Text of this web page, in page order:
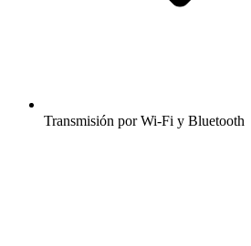
Transmisión por Wi-Fi y Bluetooth